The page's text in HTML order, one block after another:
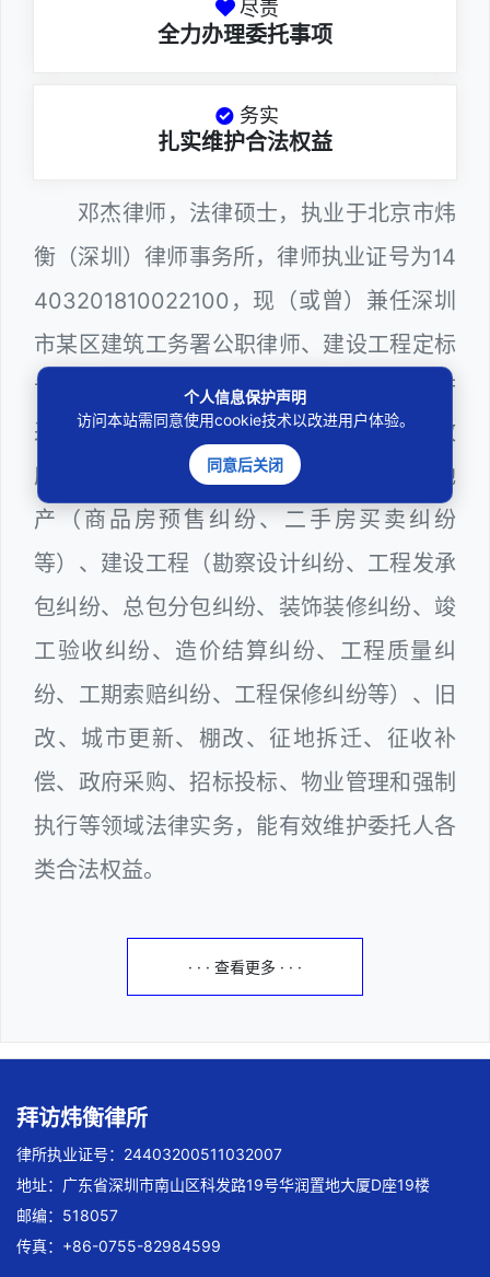
尽责
全力办理委托事项
务实
扎实维护合法权益
邓杰律师，法律硕士，执业于北京市炜
衡（深圳）律师事务所，律师执业证号为14
403201810022100，现（或曾）兼任深圳
市某区建筑工务署公职律师、建设工程定标
专家、深圳市人民政府听证员、深圳市政府
采购评审专家（法律类），在建筑工务、政
府采购等城建部门工作多年，颇为熟悉房地
产（商品房预售纠纷、二手房买卖纠纷
等）、建设工程（勘察设计纠纷、工程发承
包纠纷、总包分包纠纷、装饰装修纠纷、竣
工验收纠纷、造价结算纠纷、工程质量纠
纷、工期索赔纠纷、工程保修纠纷等）、旧
改、城市更新、棚改、征地拆迁、征收补
偿、政府采购、招标投标、物业管理和强制
执行等领域法律实务，能有效维护委托人各
类合法权益。
· · · 查看更多 · · ·
拜访炜衡律所
律所执业证号：24403200511032007
地址：广东省深圳市南山区科发路19号华润置地大厦D座19楼
邮编：518057
传真：+86-0755-82984599
个人信息保护声明
访问本站需同意使用cookie技术以改进用户体验。
同意后关闭